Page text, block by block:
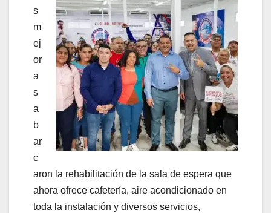
s
m
ej
or
a
s
a
b
ar
c
aron la rehabilitación de la sala de espera que
ahora ofrece cafetería, aire acondicionado en
toda la instalación y diversos servicios,